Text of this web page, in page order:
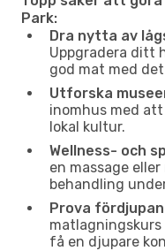
Park:
Dra nytta av
Uppgradera ditt
god mat med
Utforska
inomhus med
lokal kultur.
Wellness- och
en massage
behandling
Prova
få en djupare